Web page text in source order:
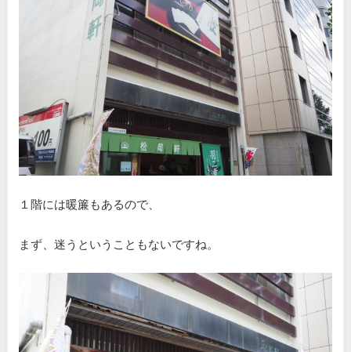
１階には暖簾もあるので、
まず、迷うということもないですね。